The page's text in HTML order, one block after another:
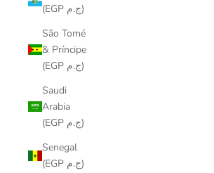
(EGP ج.م)
São Tomé
& Príncipe
(EGP ج.م)
Saudi
Arabia
(EGP ج.م)
Senegal
(EGP ج.م)